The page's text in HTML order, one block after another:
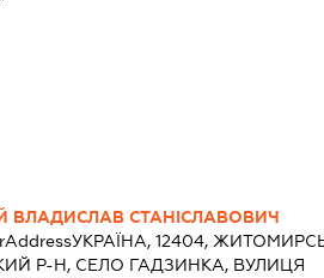
ВЛАДИСЛАВ СТАНІСЛАВОВИЧ
УКРАЇНА, 12404,
Р-Н, СЕЛО ГАДЗИНКА, ВУЛИЦЯ